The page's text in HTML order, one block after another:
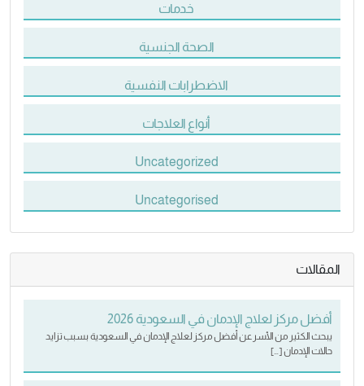
خدمات
الصحة الجنسية
الاضطرابات النفسية
أنواع العلاجات
Uncategorized
Uncategorised
المقالات
أفضل مركز لعلاج الإدمان في السعودية 2026
يبحث الكثير من الأسر عن أفضل مركز لعلاج الإدمان في السعودية بسبب تزايد
حالات الإدمان […]